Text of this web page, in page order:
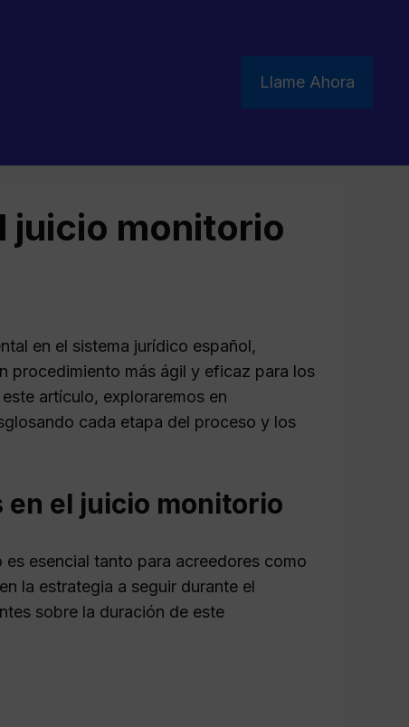
Llame Ahora
juicio monitorio
en el sistema jurídico español,
procedimiento más ágil y eficaz para los
artículo, exploraremos en
cada etapa del proceso y los
el juicio monitorio
esencial tanto para acreedores como
la estrategia a seguir durante el
sobre la duración de este